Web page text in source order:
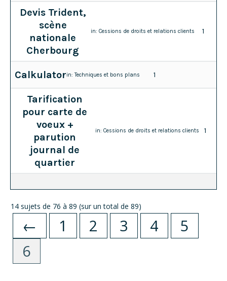
Devis Trident,
scène
nationale
Cherbourg
in:Cessions de droits et relations clients 1
Calkulatorin:Techniques et bons plans 1
Tarification
pour carte de
voeux +
parution
journal de
quartier
in: Cessions de droits et relations clients 1
14 sujets de 76 à 89 (sur un total de 89)
← 1 2 3 4
5
6